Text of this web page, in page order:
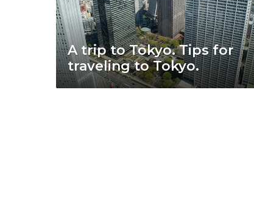
A trip to Tokyo. Tips for
traveling to Tokyo.